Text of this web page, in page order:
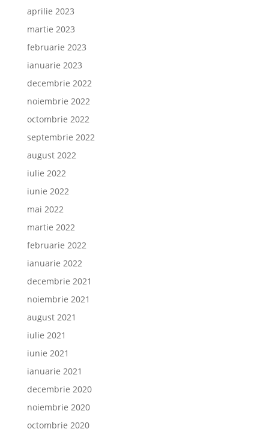
aprilie 2023
martie 2023
februarie 2023
ianuarie 2023
decembrie 2022
noiembrie 2022
octombrie 2022
septembrie 2022
august 2022
iulie 2022
iunie 2022
mai 2022
martie 2022
februarie 2022
ianuarie 2022
decembrie 2021
noiembrie 2021
august 2021
iulie 2021
iunie 2021
ianuarie 2021
decembrie 2020
noiembrie 2020
octombrie 2020